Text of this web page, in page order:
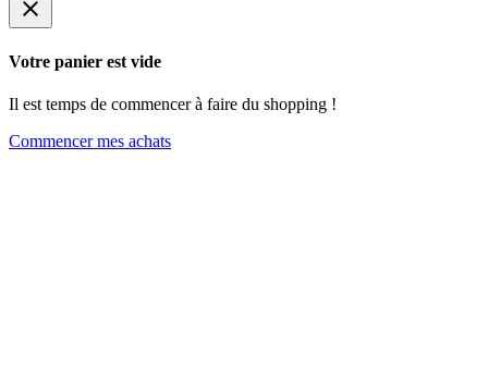
close
Votre panier est vide
Il est temps de commencer à faire du shopping !
Commencer mes achats